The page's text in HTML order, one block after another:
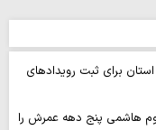
برای ثبت رویدادهای
هاشمی پنج دهه عمرش را